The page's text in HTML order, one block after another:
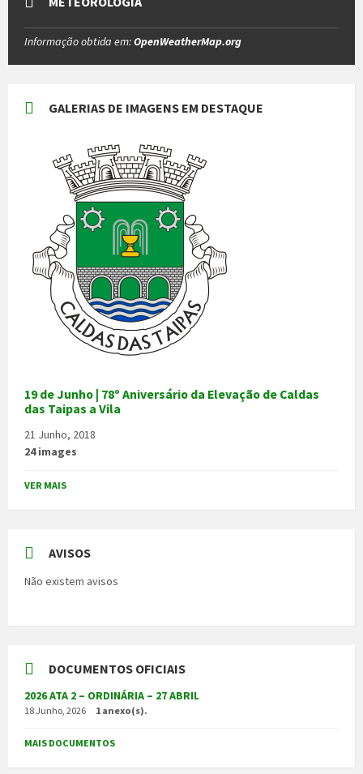
Informação obtida em:OpenWeatherMap.org
GALERIAS DE IMAGENS EM DESTAQUE
19 de Junho | 78º Aniversário da Elevação de Caldas
das Taipas a Vila
21 Junho, 2018
24 images
VER MAIS
AVISOS
Não existem avisos
DOCUMENTOS OFICIAIS
2026 ATA 2 – ORDINÁRIA – 27 ABRIL
18 Junho, 2026 1 anexo(s).
MAIS DOCUMENTOS